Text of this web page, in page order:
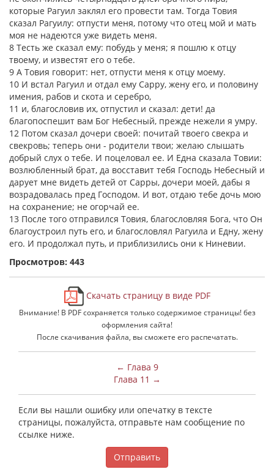
которые Рагуил заклял его провести там. Тогда Товия
сказал Рагуилу: отпусти меня, потому что отец мой и мать
моя не надеются уже видеть меня.
8 Тесть же сказал ему: побудь у меня; я пошлю к отцу
твоему, и известят его о тебе.
9 А Товия говорит: нет, отпусти меня к отцу моему.
10 И встал Рагуил и отдал ему Сарру, жену его, и половину
имения, рабов и скота и серебро,
11 и, благословив их, отпустил и сказал: дети! да
благопоспешит вам Бог Небесный, прежде нежели я умру.
12 Потом сказал дочери своей: почитай твоего свекра и
свекровь; теперь они - родители твои; желаю слышать
добрый слух о тебе. И поцеловал ее. И Една сказала Товии:
возлюбленный брат, да восставит тебя Господь Небесный и
дарует мне видеть детей от Сарры, дочери моей, дабы я
возрадовалась пред Господом. И вот, отдаю тебе дочь мою
на сохранение; не огорчай ее.
13 После того отправился Товия, благословляя Бога, что Он
благоустроил путь его, и благословлял Рагуила и Едну, жену
его. И продолжал путь, и приблизились они к Ниневии.
Просмотров: 443
Скачать страницу в виде PDF
Внимание! В PDF сохраняется только содержимое страницы! без
оформления сайта!
После скачивания файла, вы сможете его распечатать.
← Глава 9
Глава 11 →
Если вы нашли ошибку или опечатку в тексте
страницы, пожалуйста, отправьте нам сообщение по
ссылке ниже.
Отправить